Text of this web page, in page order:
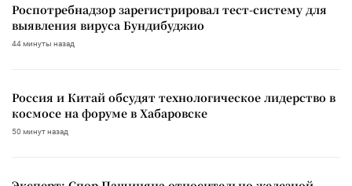
Роспотребнадзор зарегистрировал тест-систему для
выявления вируса Бундибуджио
44 минуты назад
Россия и Китай обсудят технологическое лидерство в
космосе на форуме в Хабаровске
50 минут назад